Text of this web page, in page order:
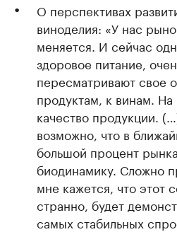
О перспективах
виноделия: «У нас
меняется. И сейчас
здоровое питание,
пересматривают свое
продуктам, к винам.
качество продукции.
возможно, что в
большой процент
биодинамику. Сложно
мне кажется, что этот
странно, будет
самых стабильных